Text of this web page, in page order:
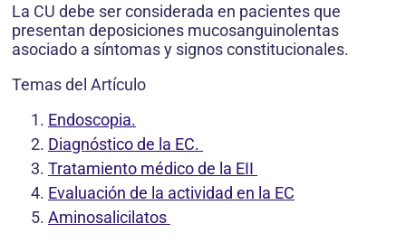
La CU debe ser considerada en pacientes que
presentan deposiciones mucosanguinolentas
asociado a síntomas y signos constitucionales.
Temas del Artículo
Endoscopia.
Diagnóstico de la EC.
Tratamiento médico de la EII
Evaluación de la actividad en la EC
Aminosalicilatos